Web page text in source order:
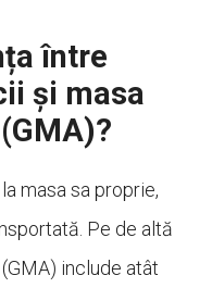
între
și masa
masa sa proprie,
Pe de altă
include atât